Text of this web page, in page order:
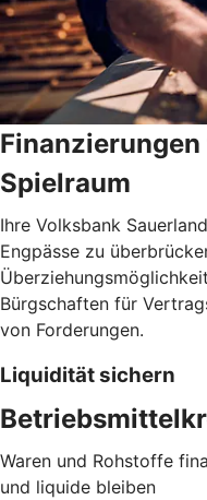
Spielraum
Ihre Volksbank
Engpässe zu
Bürgschaften für
von Forderungen.
Liquidität sichern
Waren und Rohstoffe
und liquide bleiben